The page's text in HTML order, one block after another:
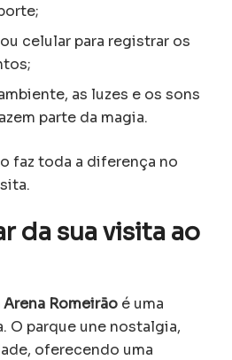
celular para registrar os
as luzes e os sons
parte da magia.
faz toda a diferença no
da sua visita ao
Arena Romeirão é uma
O parque une nostalgia,
oferecendo uma